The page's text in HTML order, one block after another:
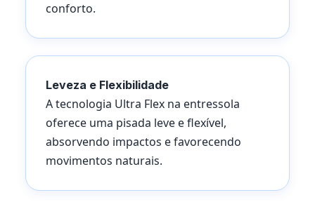
conforto.
Leveza e Flexibilidade
A tecnologia Ultra Flex na entressola
oferece uma pisada leve e flexível,
absorvendo impactos e favorecendo
movimentos naturais.